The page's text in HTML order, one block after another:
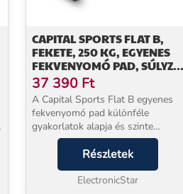
CAPITAL SPORTS FLAT B,
FEKETE, 250 KG, EGYENES
FEKVENYOMÓ PAD, SÚLYZÓ
PAD, ACÉL
37 390 Ft
A Capital Sports Flat B egyenes
fekvenyomó pad különféle
gyakorlatok alapja és szinte
nélkülözhetetlen mindegyik
otthoni edzőteremben. Ha egy
olyan padra van szüksége,
amelyet erősítőtoronnyal akar ko...
Részletek
ElectronicStar